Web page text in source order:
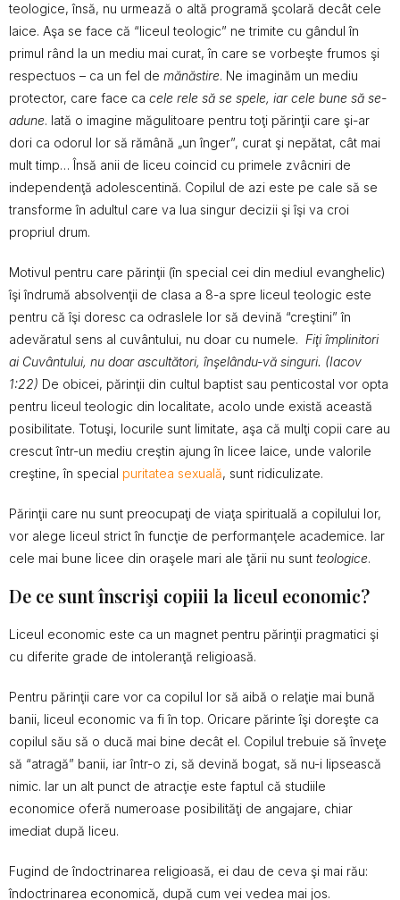
teologice, însă, nu urmează o altă programă şcolară decât cele
laice. Aşa se face că “liceul teologic” ne trimite cu gândul în
primul rând la un mediu mai curat, în care se vorbeşte frumos şi
respectuos – ca un fel de mănăstire. Ne imaginăm un mediu
protector, care face ca cele rele să se spele, iar cele bune să se-
adune. Iată o imagine măgulitoare pentru toţi părinţii care şi-ar
dori ca odorul lor să rămână „un înger”, curat şi nepătat, cât mai
mult timp… Însă anii de liceu coincid cu primele zvâcniri de
independenţă adolescentină. Copilul de azi este pe cale să se
transforme în adultul care va lua singur decizii şi îşi va croi
propriul drum.
Motivul pentru care părinţii (în special cei din mediul evanghelic)
îşi îndrumă absolvenţii de clasa a 8-a spre liceul teologic este
pentru că îşi doresc ca odraslele lor să devină “creştini” în
adevăratul sens al cuvântului, nu doar cu numele. Fiţi împlinitori
ai Cuvântului, nu doar ascultători, înşelându-vă singuri. (Iacov
1:22) De obicei, părinţii din cultul baptist sau penticostal vor opta
pentru liceul teologic din localitate, acolo unde există această
posibilitate. Totuşi, locurile sunt limitate, aşa că mulţi copii care au
crescut într-un mediu creştin ajung în licee laice, unde valorile
creştine, în special puritatea sexuală, sunt ridiculizate.
Părinţii care nu sunt preocupaţi de viaţa spirituală a copilului lor,
vor alege liceul strict în funcţie de performanţele academice. Iar
cele mai bune licee din oraşele mari ale ţării nu sunt teologice.
De ce sunt înscrişi copiii la liceul economic?
Liceul economic este ca un magnet pentru părinţii pragmatici şi
cu diferite grade de intoleranţă religioasă.
Pentru părinţii care vor ca copilul lor să aibă o relaţie mai bună
banii, liceul economic va fi în top. Oricare părinte îşi doreşte ca
copilul său să o ducă mai bine decât el. Copilul trebuie să înveţe
să “atragă” banii, iar într-o zi, să devină bogat, să nu-i lipsească
nimic. Iar un alt punct de atracţie este faptul că studiile
economice oferă numeroase posibilităţi de angajare, chiar
imediat după liceu.
Fugind de îndoctrinarea religioasă, ei dau de ceva şi mai rău:
îndoctrinarea economică, după cum vei vedea mai jos.